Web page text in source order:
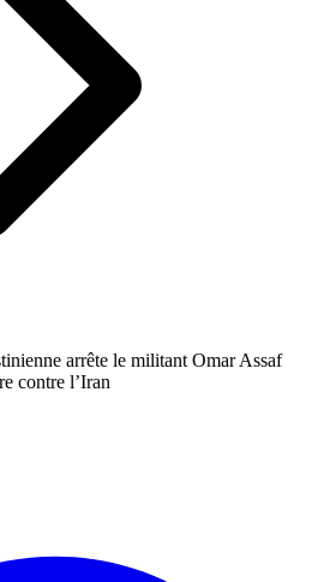
arrête le militant Omar Assaf
contre l’Iran